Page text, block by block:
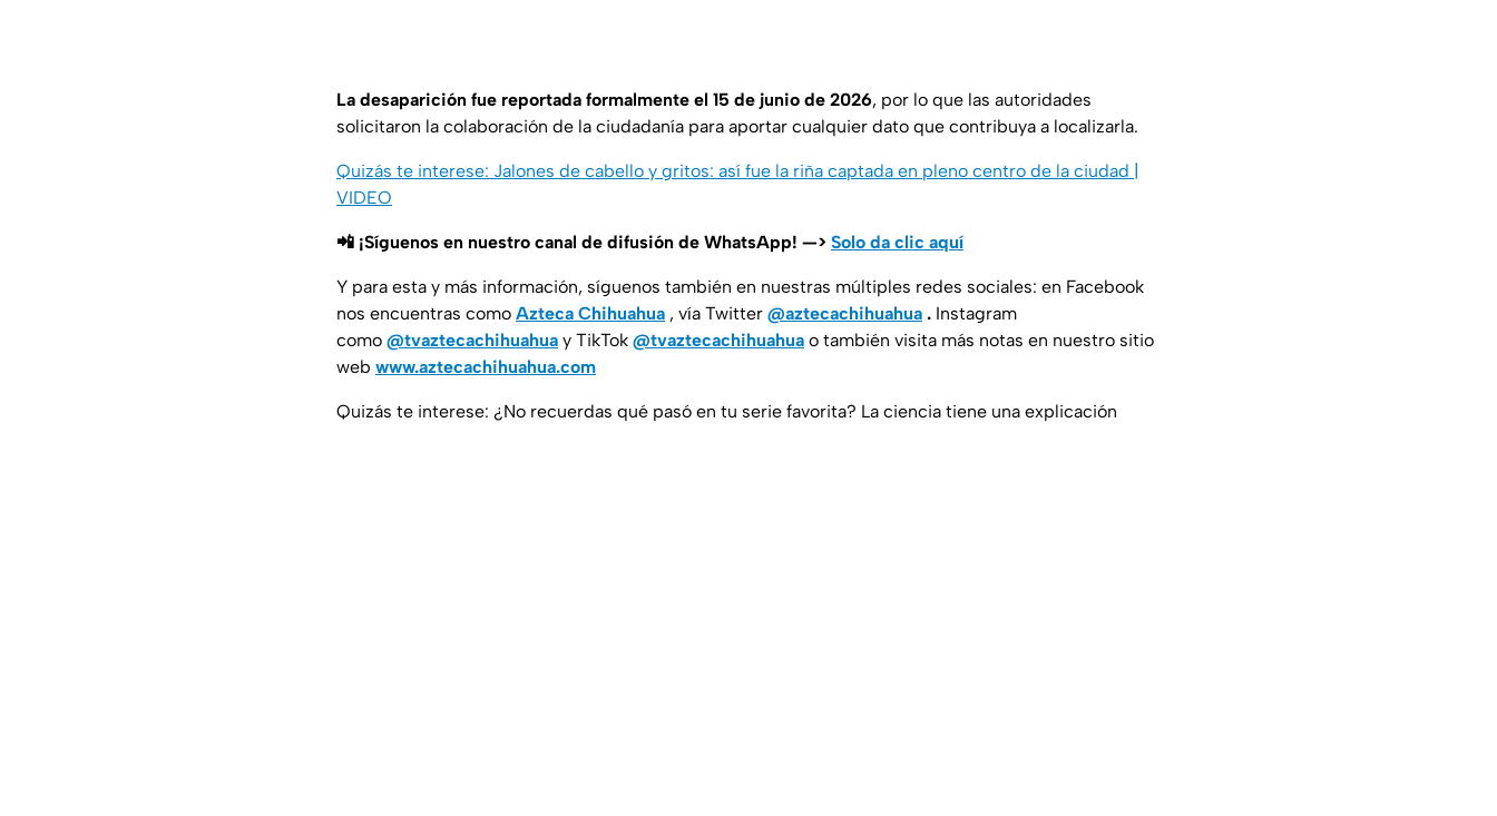
La desaparición fue reportada formalmente el 15 de junio de 2026, por lo que las autoridades
solicitaron la colaboración de la ciudadanía para aportar cualquier dato que contribuya a localizarla.
Quizás te interese: Jalones de cabello y gritos: así fue la riña captada en pleno centro de la ciudad |
VIDEO
📲 ¡Síguenos en nuestro canal de difusión de WhatsApp! —> Solo da clic aquí
Y para esta y más información, síguenos también en nuestras múltiples redes sociales: en Facebook
nos encuentras como Azteca Chihuahua , vía Twitter @aztecachihuahua . Instagram
como @tvaztecachihuahua y TikTok @tvaztecachihuahua o también visita más notas en nuestro sitio
web www.aztecachihuahua.com
Quizás te interese: ¿No recuerdas qué pasó en tu serie favorita? La ciencia tiene una explicación